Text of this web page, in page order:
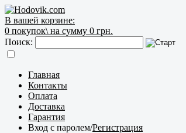
В вашей корзине:
0 покупок\ на сумму 0 грн.
Поиск:
Главная
Контакты
Оплата
Доставка
Гарантия
Вход с паролем/Регистрация